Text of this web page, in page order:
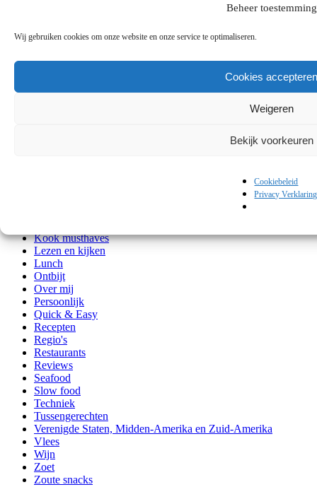
Beheer toestemming
Wij gebruiken cookies om onze website en onze service te optimaliseren.
Cookies
Weigeren
Bekijk voorkeuren
Cookiebeleid
Privacy Verklaring
Culinair op reis
Dessert
Kook musthaves
Lezen en kijken
Lunch
Ontbijt
Over mij
Persoonlijk
Quick & Easy
Recepten
Regio's
Restaurants
Reviews
Seafood
Slow food
Techniek
Tussengerechten
Verenigde Staten, Midden-Amerika en Zuid-Amerika
Vlees
Wijn
Zoet
Zoute snacks